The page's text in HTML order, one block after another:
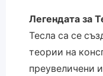
Легендата за
Тесла са се
теории на
преувеличени